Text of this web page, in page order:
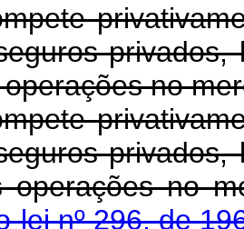
no
operações no
lei nº 296, de